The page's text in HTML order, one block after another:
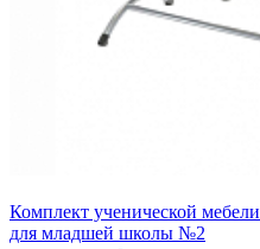
Комплект ученической
для младшей школы №2